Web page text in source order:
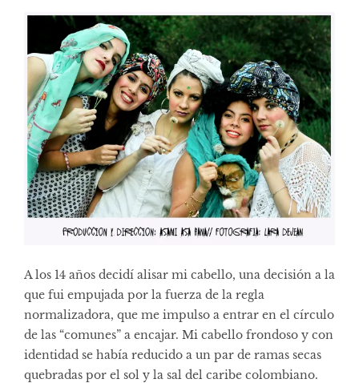
A los 14 años decidí alisar mi cabello, una decisión a la
que fui empujada por la fuerza de la regla
normalizadora, que me impulso a entrar en el círculo
de las “comunes” a encajar. Mi cabello frondoso y con
identidad se había reducido a un par de ramas secas
quebradas por el sol y la sal del caribe colombiano.